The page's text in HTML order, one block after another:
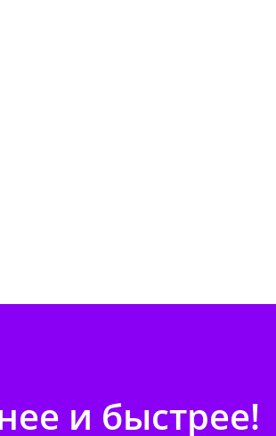
и быстрее!